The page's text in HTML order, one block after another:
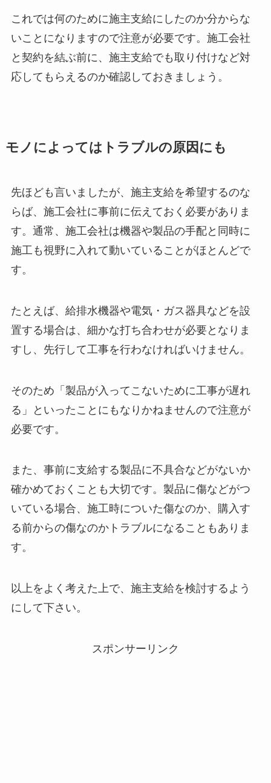
これでは何のために施主支給にしたのか分からな
いことになりますので注意が必要です。施工会社
と契約を結ぶ前に、施主支給でも取り付けなど対
応してもらえるのか確認しておきましょう。
モノによってはトラブルの原因にも
先ほども言いましたが、施主支給を希望するのな
らば、施工会社に事前に伝えておく必要がありま
す。通常、施工会社は機器や製品の手配と同時に
施工も視野に入れて動いていることがほとんどで
す。
たとえば、給排水機器や電気・ガス器具などを設
置する場合は、細かな打ち合わせが必要となりま
すし、先行して工事を行わなければいけません。
そのため「製品が入ってこないために工事が遅れ
る」といったことにもなりかねませんので注意が
必要です。
また、事前に支給する製品に不具合などがないか
確かめておくことも大切です。製品に傷などがつ
いている場合、施工時についた傷なのか、購入す
る前からの傷なのかトラブルになることもありま
す。
以上をよく考えた上で、施主支給を検討するよう
にして下さい。
スポンサーリンク